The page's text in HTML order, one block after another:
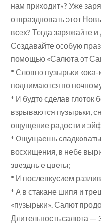
нам приходит»? Уже
отпраздновать этот
всех? Тогда заряжайте и
Создавайте особую
помощью «Салюта от
* Словно пузырьки
поднимаются по
* И будто сделав глоток
взрываются пузырьки,
ощущение радости и
* Ощущаешь
восхищения, в небе
звездные цветы;
* И послевкусием
* А в стакане шипя и
«пузырьки». Салют
Длительность салюта —